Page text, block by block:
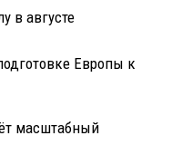
в августе
Европы к
масштабный